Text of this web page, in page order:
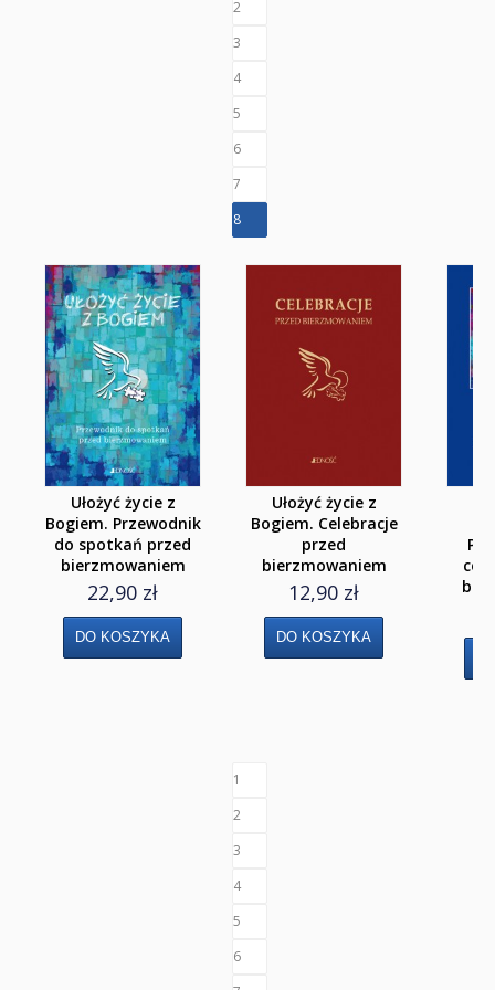
PRZEWODNIKI TERAZ -35% TANIEJ
Albumy o sztuce
Adwent i Boże Narodzenie
Biblistyka
Biblie dla najmłodszych
Encyklopedie i leksykony
Ikonopisarstwo
Duchowość, literatura chrześcijańska
Biblie na I Komunię Świętą z grawerem i torbą
Pamiątki pierwszokomunijne
Przygotowanie do I Komunii Świętej (katecheza
2
3
4
5
6
7
8
Ułożyć życie z
Bogiem. Przewodnik
do spotkań przed
bierzmowaniem
22,90 zł
Ułożyć życie z
Bogiem. Celebracje
przed
bierzmowaniem
12,90 zł
1
2
3
4
5
6